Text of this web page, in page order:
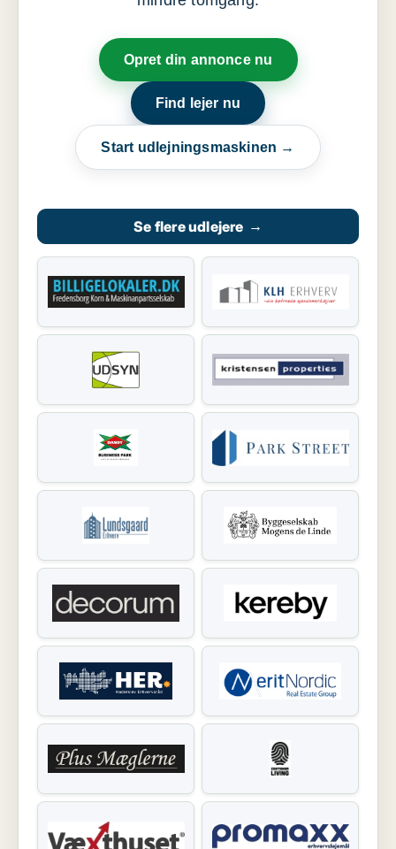
Opret din annonce nu
Find lejer nu
Start udlejningsmaskinen →
Se flere udlejere →